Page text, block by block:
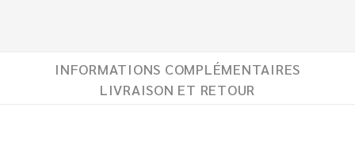
INFORMATIONS COMPLÉMENTAIRES
LIVRAISON ET RETOUR